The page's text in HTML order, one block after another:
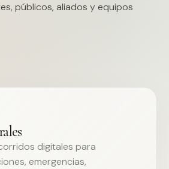
públicos, aliados y equipos
digitales para
emergencias,